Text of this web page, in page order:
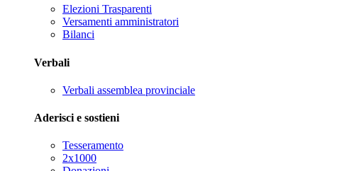
Elezioni Trasparenti
Versamenti amministratori
Bilanci
Verbali
Verbali assemblea provinciale
Aderisci e sostieni
Tesseramento
2x1000